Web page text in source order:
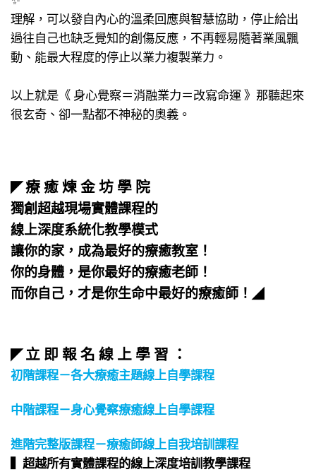
理解，可以發自內心的溫柔回應與智慧協助，停止給出
過往自己也缺乏覺知的創傷反應，不再輕易隨著業風飄
動、能最大程度的停止以業力複製業力。​
以上就是《 身心覺察＝消融業力＝改寫命運 》那聽起來
很玄奇、卻一點都不神秘的奧義。 ​
◤療 癒 煉 金 坊 學 院
獨創超越現場實體課程的
線上深度系統化教學模式
讓你的家，成為最好的療癒教室！
你的身體，是你最好的療癒老師！
而你自己，才是你生命中最好的療癒師！ ◢
◤立 即 報 名 線 上 學 習 ：
初階課程－各大療癒主題線上自學課程
中階課程－身心覺察療癒線上自學課程
進階完整版課程－療癒師線上自我培訓課程
▍超越所有實體課程的線上深度培訓教學課程​